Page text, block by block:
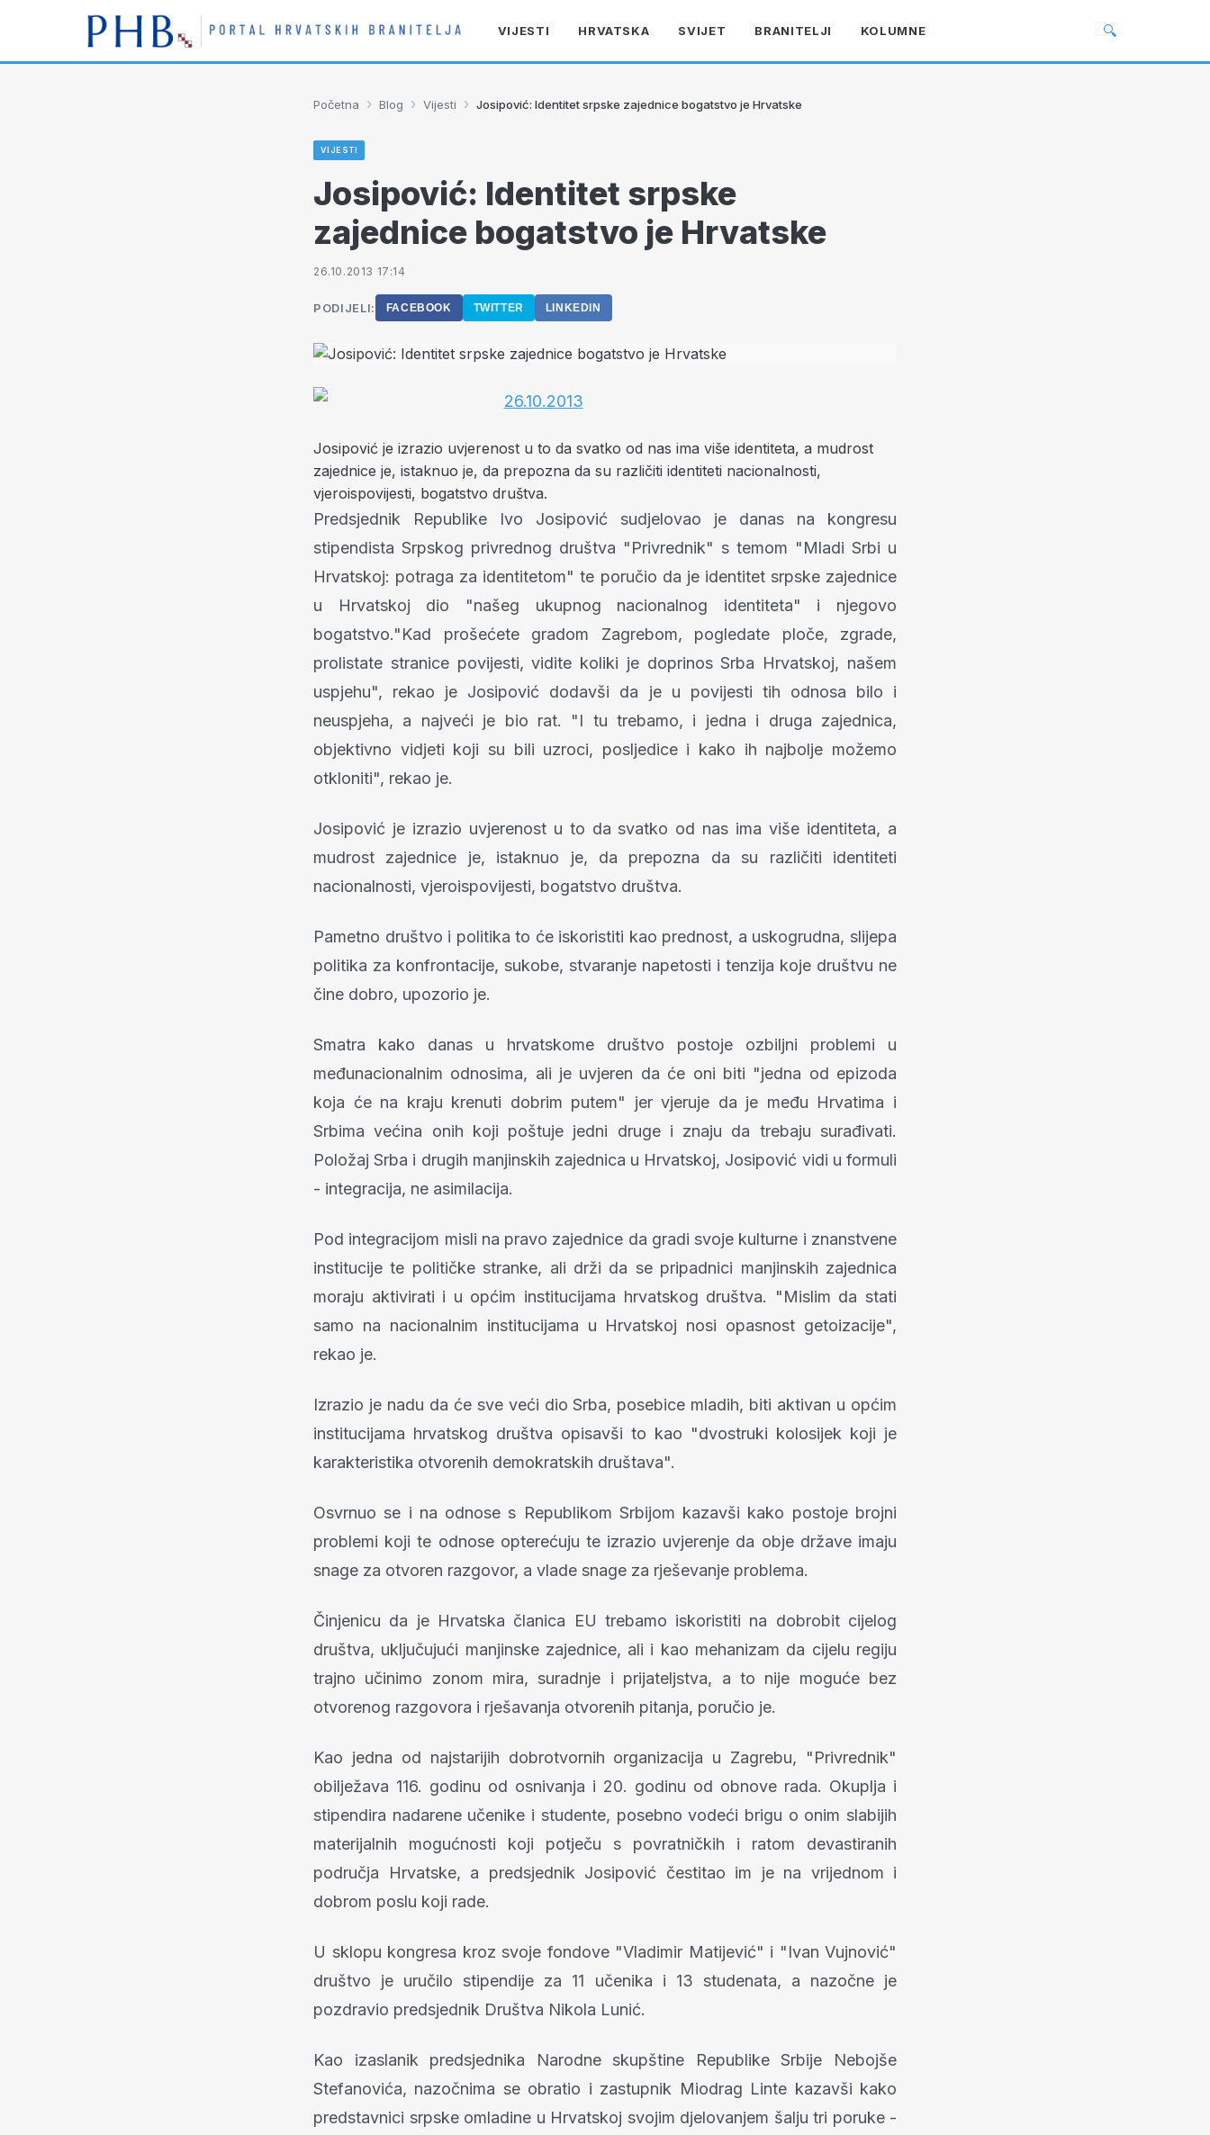
VIJESTI HRVATSKA SVIJET BRANITELJI KOLUMNE 🔍
Početna › Blog › Vijesti › Josipović: Identitet srpske zajednice bogatstvo je Hrvatske
VIJESTI
Josipović: Identitet srpske
zajednice bogatstvo je Hrvatske
26.10.2013 17:14
PODIJELI: FACEBOOK TWITTER LINKEDIN
Josipović je izrazio uvjerenost u to da svatko od nas ima više identiteta, a mudrost
zajednice je, istaknuo je, da prepozna da su različiti identiteti nacionalnosti,
vjeroispovijesti, bogatstvo društva.
Predsjednik Republike Ivo Josipović sudjelovao je danas na kongresu
stipendista Srpskog privrednog društva "Privrednik" s temom "Mladi Srbi u
Hrvatskoj: potraga za identitetom" te poručio da je identitet srpske zajednice
u Hrvatskoj dio "našeg ukupnog nacionalnog identiteta" i njegovo
bogatstvo."Kad prošećete gradom Zagrebom, pogledate ploče, zgrade,
prolistate stranice povijesti, vidite koliki je doprinos Srba Hrvatskoj, našem
uspjehu", rekao je Josipović dodavši da je u povijesti tih odnosa bilo i
neuspjeha, a najveći je bio rat. "I tu trebamo, i jedna i druga zajednica,
objektivno vidjeti koji su bili uzroci, posljedice i kako ih najbolje možemo
otkloniti", rekao je.
Josipović je izrazio uvjerenost u to da svatko od nas ima više identiteta, a
mudrost zajednice je, istaknuo je, da prepozna da su različiti identiteti
nacionalnosti, vjeroispovijesti, bogatstvo društva.
Pametno društvo i politika to će iskoristiti kao prednost, a uskogrudna, slijepa
politika za konfrontacije, sukobe, stvaranje napetosti i tenzija koje društvu ne
čine dobro, upozorio je.
Smatra kako danas u hrvatskome društvo postoje ozbiljni problemi u
međunacionalnim odnosima, ali je uvjeren da će oni biti "jedna od epizoda
koja će na kraju krenuti dobrim putem" jer vjeruje da je među Hrvatima i
Srbima većina onih koji poštuje jedni druge i znaju da trebaju surađivati.
Položaj Srba i drugih manjinskih zajednica u Hrvatskoj, Josipović vidi u formuli
- integracija, ne asimilacija.
Pod integracijom misli na pravo zajednice da gradi svoje kulturne i znanstvene
institucije te političke stranke, ali drži da se pripadnici manjinskih zajednica
moraju aktivirati i u općim institucijama hrvatskog društva. "Mislim da stati
samo na nacionalnim institucijama u Hrvatskoj nosi opasnost getoizacije",
rekao je.
Izrazio je nadu da će sve veći dio Srba, posebice mladih, biti aktivan u općim
institucijama hrvatskog društva opisavši to kao "dvostruki kolosijek koji je
karakteristika otvorenih demokratskih društava".
Osvrnuo se i na odnose s Republikom Srbijom kazavši kako postoje brojni
problemi koji te odnose opterećuju te izrazio uvjerenje da obje države imaju
snage za otvoren razgovor, a vlade snage za rješevanje problema.
Činjenicu da je Hrvatska članica EU trebamo iskoristiti na dobrobit cijelog
društva, uključujući manjinske zajednice, ali i kao mehanizam da cijelu regiju
trajno učinimo zonom mira, suradnje i prijateljstva, a to nije moguće bez
otvorenog razgovora i rješavanja otvorenih pitanja, poručio je.
Kao jedna od najstarijih dobrotvornih organizacija u Zagrebu, "Privrednik"
obilježava 116. godinu od osnivanja i 20. godinu od obnove rada. Okuplja i
stipendira nadarene učenike i studente, posebno vodeći brigu o onim slabijih
materijalnih mogućnosti koji potječu s povratničkih i ratom devastiranih
područja Hrvatske, a predsjednik Josipović čestitao im je na vrijednom i
dobrom poslu koji rade.
U sklopu kongresa kroz svoje fondove "Vladimir Matijević" i "Ivan Vujnović"
društvo je uručilo stipendije za 11 učenika i 13 studenata, a nazočne je
pozdravio predsjednik Društva Nikola Lunić.
Kao izaslanik predsjednika Narodne skupštine Republike Srbije Nebojše
Stefanovića, nazočnima se obratio i zastupnik Miodrag Linte kazavši kako
predstavnici srpske omladine u Hrvatskoj svojim djelovanjem šalju tri poruke -